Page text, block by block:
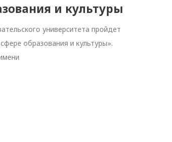
и культуры
университета пройдет
образования и культуры».